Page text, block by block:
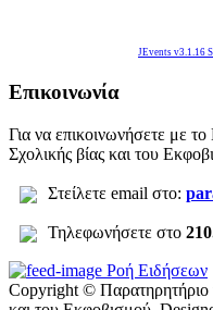
JEvents v3.1.16
Επικοινωνία
Για να επικοινωνήσετε με
Σχολικής βίας και του
Στείλετε email στο:
Τηλεφωνήσετε στο
Ροή Ειδήσεων
Copyright © Παρατηρητήριο